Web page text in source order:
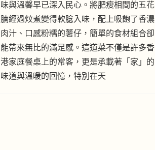
味與溫馨早已深入民心。將肥瘦相間的五花
腩經過炆煮變得軟腍入味，配上吸飽了香濃
肉汁、口感粉糯的薯仔，簡單的食材組合卻
能帶來無比的滿足感。這道菜不僅是許多香
港家庭餐桌上的常客，更是承載著「家」的
味道與溫暖的回憶，特別在天